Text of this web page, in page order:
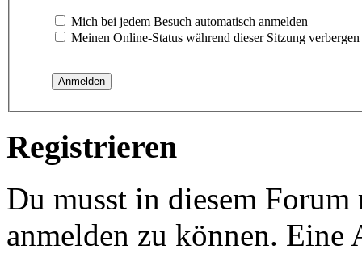
Mich bei jedem Besuch automatisch anmelden
Meinen Online-Status während dieser Sitzung verbergen
Registrieren
Du musst in diesem
anmelden zu können.